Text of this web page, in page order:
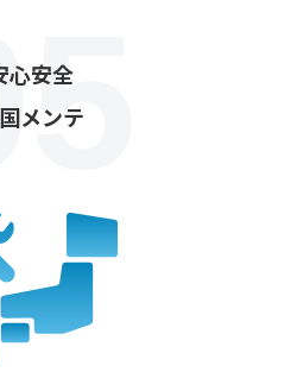
心安全
メンテ